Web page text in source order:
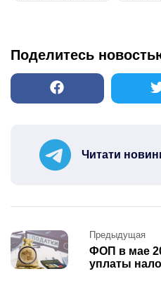
Поделитесь
Читати
Post
navigation
Предыдущая
ФОП в мае
уплаты